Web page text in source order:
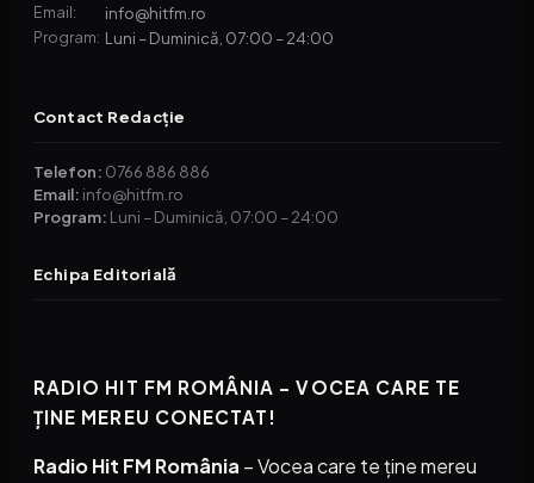
Email: info@hitfm.ro
Program: Luni – Duminică, 07:00 – 24:00
Contact Redacție
Telefon: 0766 886 886
Email: info@hitfm.ro
Program: Luni – Duminică, 07:00 – 24:00
Echipa Editorială
RADIO HIT FM ROMÂNIA – VOCEA CARE TE
ȚINE MEREU CONECTAT!
Radio Hit FM România – Vocea care te ține mereu